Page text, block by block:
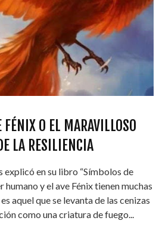
FÉNIX O EL MARAVILLOSO
LA RESILIENCIA
explicó en su libro “Símbolos de
humano y el ave Fénix tienen muchas
aquel que se levanta de las cenizas
como una criatura de fuego...